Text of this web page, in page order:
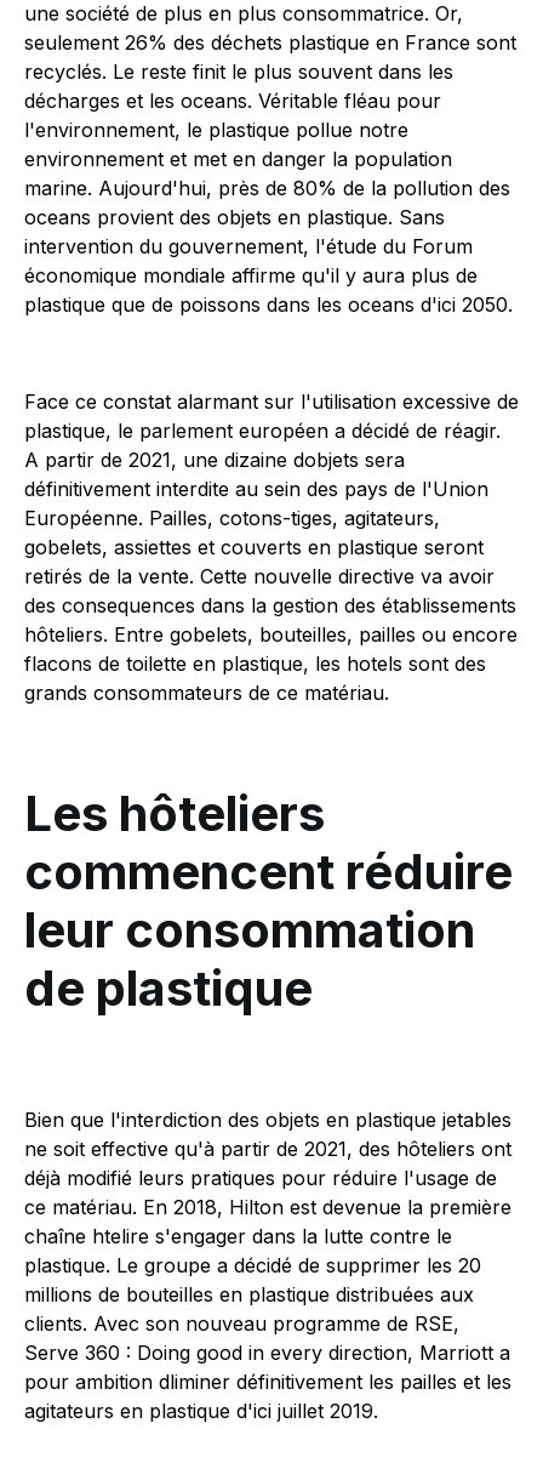
une société de plus en plus consommatrice. Or,
seulement 26% des déchets plastique en France sont
recyclés. Le reste finit le plus souvent dans les
décharges et les oceans. Véritable fléau pour
l'environnement, le plastique pollue notre
environnement et met en danger la population
marine. Aujourd'hui, près de 80% de la pollution des
oceans provient des objets en plastique. Sans
intervention du gouvernement, l'étude du Forum
économique mondiale affirme qu'il y aura plus de
plastique que de poissons dans les oceans d'ici 2050.
Face ce constat alarmant sur l'utilisation excessive de
plastique, le parlement européen a décidé de réagir.
A partir de 2021, une dizaine dobjets sera
définitivement interdite au sein des pays de l'Union
Européenne. Pailles, cotons-tiges, agitateurs,
gobelets, assiettes et couverts en plastique seront
retirés de la vente. Cette nouvelle directive va avoir
des consequences dans la gestion des établissements
hôteliers. Entre gobelets, bouteilles, pailles ou encore
flacons de toilette en plastique, les hotels sont des
grands consommateurs de ce matériau.
Les hôteliers
commencent réduire
leur consommation
de plastique
Bien que l'interdiction des objets en plastique jetables
ne soit effective qu'à partir de 2021, des hôteliers ont
déjà modifié leurs pratiques pour réduire l'usage de
ce matériau. En 2018, Hilton est devenue la première
chaîne htelire s'engager dans la lutte contre le
plastique. Le groupe a décidé de supprimer les 20
millions de bouteilles en plastique distribuées aux
clients. Avec son nouveau programme de RSE,
Serve 360 : Doing good in every direction, Marriott a
pour ambition dliminer définitivement les pailles et les
agitateurs en plastique d'ici juillet 2019.